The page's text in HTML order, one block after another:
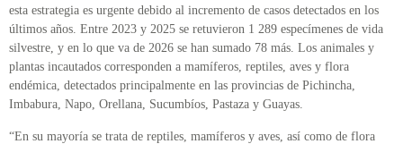
esta estrategia es urgente debido al incremento de casos detectados en los
últimos años. Entre 2023 y 2025 se retuvieron 1 289 especímenes de vida
silvestre, y en lo que va de 2026 se han sumado 78 más. Los animales y
plantas incautados corresponden a mamíferos, reptiles, aves y flora
endémica, detectados principalmente en las provincias de Pichincha,
Imbabura, Napo, Orellana, Sucumbíos, Pastaza y Guayas.
“En su mayoría se trata de reptiles, mamíferos y aves, así como de flora